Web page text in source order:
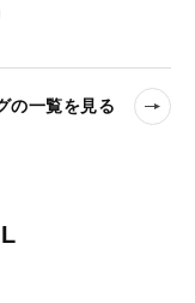
の一覧を見る